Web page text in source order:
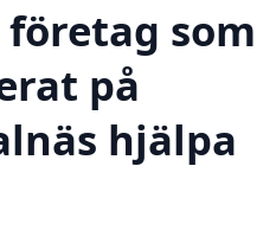
som
på
hjälpa